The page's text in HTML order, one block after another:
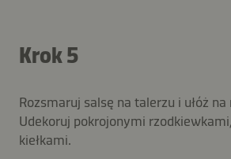
Krok 5
Rozsmaruj salsę na talerzu i ułóż
Udekoruj pokrojonymi
kiełkami.